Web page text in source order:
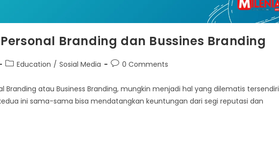
Branding dan Bussines Branding
PostEducation / Sosial Media
Post0 Comments
Branding atau Business Branding, mungkin menjadi hal yang dilematis tersendiri
ini sama-sama bisa mendatangkan keuntungan dari segi reputasi dan